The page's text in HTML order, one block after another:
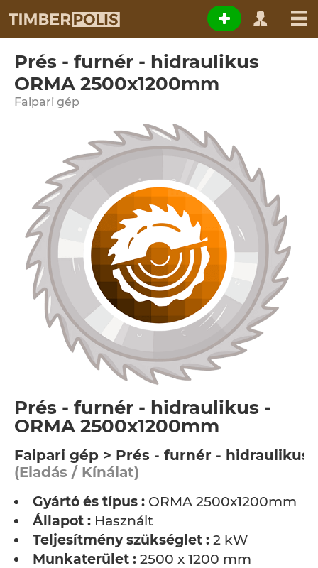
Prés - furnér - hidraulikus
ORMA 2500x1200mm
Faipari gép
Prés - furnér - hidraulikus -
ORMA 2500x1200mm
Faipari gép > Prés - furnér - hidraulikus
(Eladás / Kínálat)
Gyártó és típus : ORMA 2500x1200mm
Állapot : Használt
Teljesítmény szükséglet : 2 kW
Munkaterület : 2500 x 1200 mm